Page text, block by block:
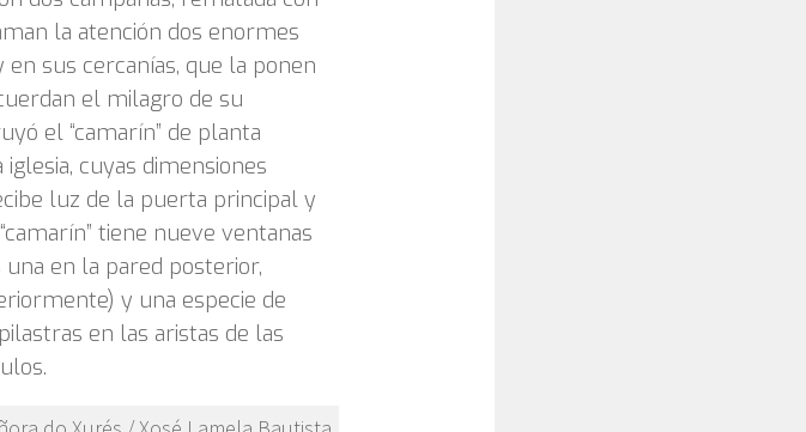
la atención dos enormes
sus cercanías, que la ponen
el milagro de su
el “camarín” de planta
cuyas dimensiones
luz de la puerta principal y
tiene nueve ventanas
en la pared posterior,
y una especie de
en las aristas de las